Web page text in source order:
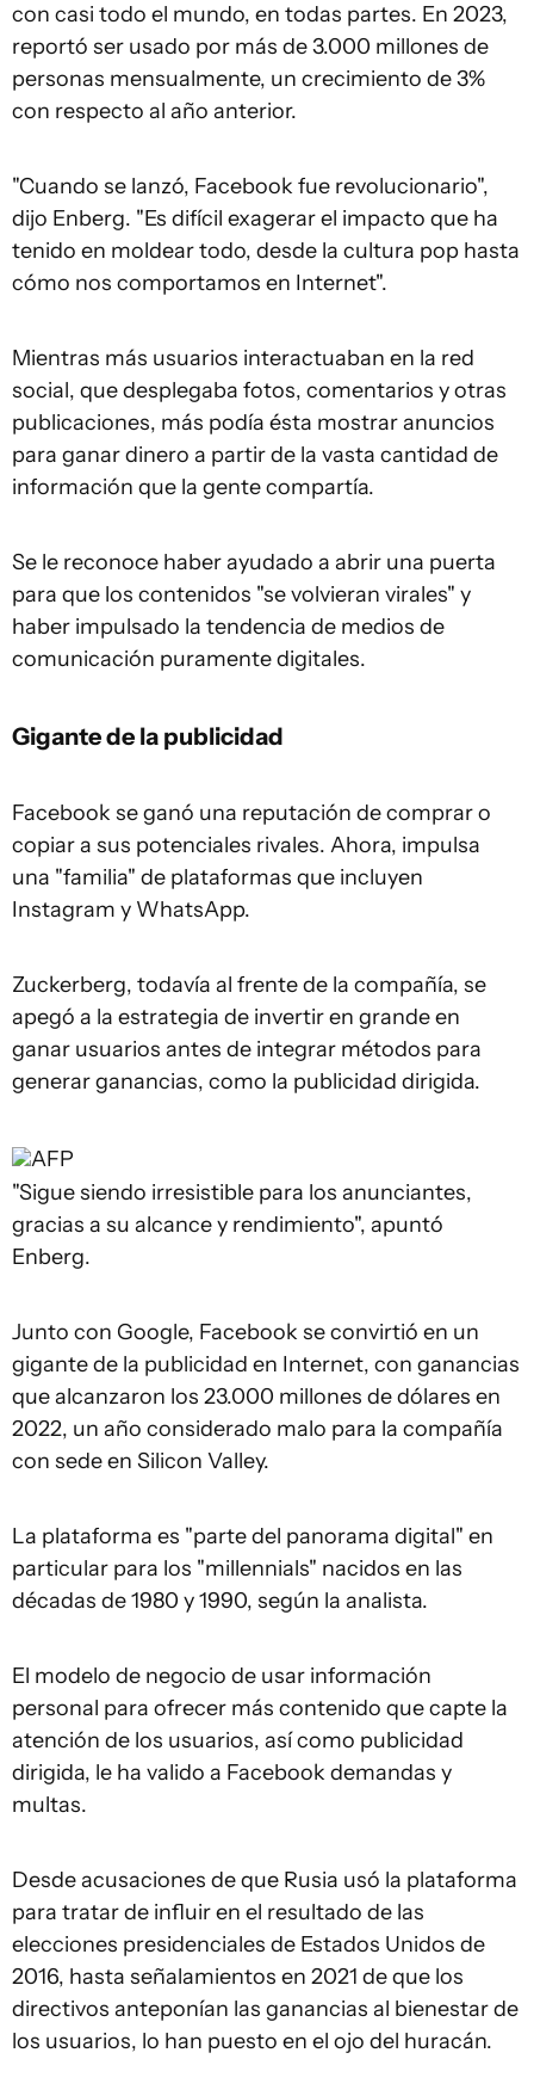
con casi todo el mundo, en todas partes. En 2023,
reportó ser usado por más de 3.000 millones de
personas mensualmente, un crecimiento de 3%
con respecto al año anterior.
"Cuando se lanzó, Facebook fue revolucionario",
dijo Enberg. "Es difícil exagerar el impacto que ha
tenido en moldear todo, desde la cultura pop hasta
cómo nos comportamos en Internet".
Mientras más usuarios interactuaban en la red
social, que desplegaba fotos, comentarios y otras
publicaciones, más podía ésta mostrar anuncios
para ganar dinero a partir de la vasta cantidad de
información que la gente compartía.
Se le reconoce haber ayudado a abrir una puerta
para que los contenidos "se volvieran virales" y
haber impulsado la tendencia de medios de
comunicación puramente digitales.
Gigante de la publicidad
Facebook se ganó una reputación de comprar o
copiar a sus potenciales rivales. Ahora, impulsa
una "familia" de plataformas que incluyen
Instagram y WhatsApp.
Zuckerberg, todavía al frente de la compañía, se
apegó a la estrategia de invertir en grande en
ganar usuarios antes de integrar métodos para
generar ganancias, como la publicidad dirigida.
AFP
"Sigue siendo irresistible para los anunciantes,
gracias a su alcance y rendimiento", apuntó
Enberg.
Junto con Google, Facebook se convirtió en un
gigante de la publicidad en Internet, con ganancias
que alcanzaron los 23.000 millones de dólares en
2022, un año considerado malo para la compañía
con sede en Silicon Valley.
La plataforma es "parte del panorama digital" en
particular para los "millennials" nacidos en las
décadas de 1980 y 1990, según la analista.
El modelo de negocio de usar información
personal para ofrecer más contenido que capte la
atención de los usuarios, así como publicidad
dirigida, le ha valido a Facebook demandas y
multas.
Desde acusaciones de que Rusia usó la plataforma
para tratar de influir en el resultado de las
elecciones presidenciales de Estados Unidos de
2016, hasta señalamientos en 2021 de que los
directivos anteponían las ganancias al bienestar de
los usuarios, lo han puesto en el ojo del huracán.